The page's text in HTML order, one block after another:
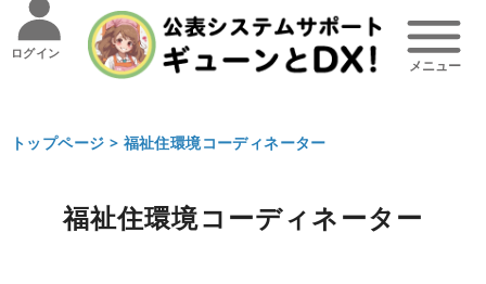
ログイン
トップページ > 福祉住環境コーディネーター
福祉住環境コーディネーター